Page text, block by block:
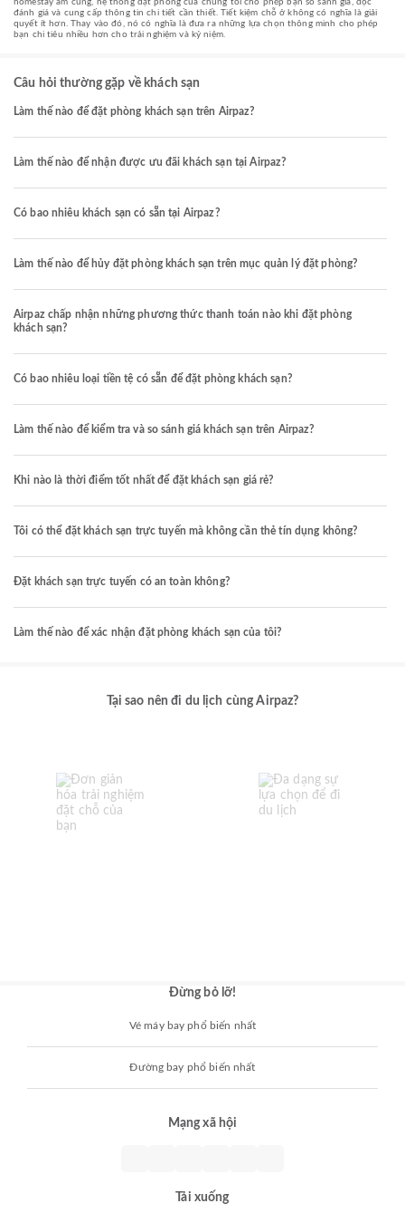
homestay ấm cúng, hệ thống đặt phòng của chúng tôi cho phép bạn so sánh giá, đọc
đánh giá và cung cấp thông tin chi tiết cần thiết. Tiết kiệm chỗ ở không có nghĩa là giải
quyết ít hơn. Thay vào đó, nó có nghĩa là đưa ra những lựa chọn thông minh cho phép
bạn chi tiêu nhiều hơn cho trải nghiệm và kỷ niệm.
Câu hỏi thường gặp về khách sạn
Làm thế nào để đặt phòng khách sạn trên Airpaz?
Làm thế nào để nhận được ưu đãi khách sạn tại Airpaz?
Có bao nhiêu khách sạn có sẵn tại Airpaz?
Làm thế nào để hủy đặt phòng khách sạn trên mục quản lý đặt phòng?
Airpaz chấp nhận những phương thức thanh toán nào khi đặt phòng
khách sạn?
Có bao nhiêu loại tiền tệ có sẵn để đặt phòng khách sạn?
Làm thế nào để kiểm tra và so sánh giá khách sạn trên Airpaz?
Khi nào là thời điểm tốt nhất để đặt khách sạn giá rẻ?
Tôi có thể đặt khách sạn trực tuyến mà không cần thẻ tín dụng không?
Đặt khách sạn trực tuyến có an toàn không?
Làm thế nào để xác nhận đặt phòng khách sạn của tôi?
Tại sao nên đi du lịch cùng Airpaz?
Đừng bỏ lỡ!
Vé máy bay phổ biến nhất
Đường bay phổ biến nhất
Mạng xã hội
Tải xuống